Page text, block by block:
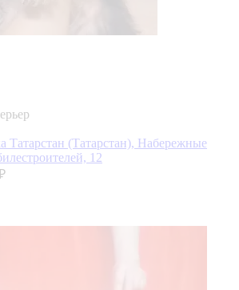
Татарстан (Татарстан), Набережные
12